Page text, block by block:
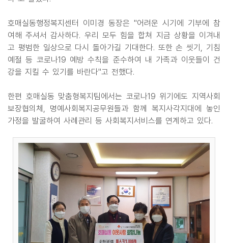
호매실동행정복지센터 이미경 동장은 "어려운 시기에 기부에 참
여해 주셔서 감사하다. 우리 모두 힘을 합쳐 지금 상황을 이겨내
고 평범한 일상으로 다시 돌아가길 기대한다. 또한 손 씻기, 기침
예절 등 코로나19 예방 수칙을 준수하여 내 가족과 이웃들이 건
강을 지킬 수 있기를 바란다"고 전했다.
한편 호매실동 맞춤형복지팀에서는 코로나19 위기에도 지역사회
보장협의체, 명예사회복지공무원들과 함께 복지사각지대에 놓인
가정을 발굴하여 사례관리 등 사회복지서비스를 연계하고 있다.